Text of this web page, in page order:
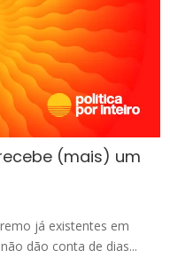
(mais) um
já existentes em
dão conta de dias...